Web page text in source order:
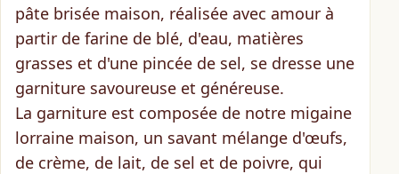
pâte brisée maison, réalisée avec amour à
partir de farine de blé, d'eau, matières
grasses et d'une pincée de sel, se dresse une
garniture savoureuse et généreuse.
La garniture est composée de notre migaine
lorraine maison, un savant mélange d'œufs,
de crème, de lait, de sel et de poivre, qui